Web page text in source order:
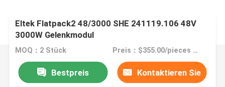
Eltek Flatpack2 48/3000 SHE 241119.106 48V
3000W Gelenkmodul
MOQ：2 Stück Preis：$355.00/pieces 1-199 pieces
Bestpreis Kontaktieren Sie